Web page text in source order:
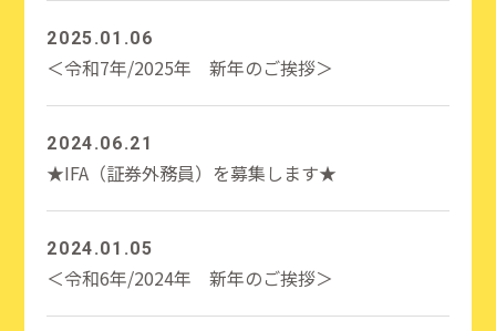
2025.01.06
＜令和7年/2025年 新年のご挨拶＞
2024.06.21
★IFA（証券外務員）を募集します★
2024.01.05
＜令和6年/2024年 新年のご挨拶＞